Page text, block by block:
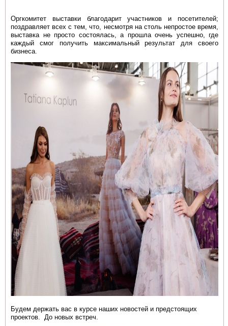
Оргкомитет выставки благодарит участников и посетителей;
поздравляет всех с тем, что, несмотря на столь непростое время,
выставка не просто состоялась, а прошла очень успешно, где
каждый смог получить максимальный результат для своего
бизнеса.
Будем держать вас в курсе наших новостей и предстоящих
проектов.
До новых встреч.